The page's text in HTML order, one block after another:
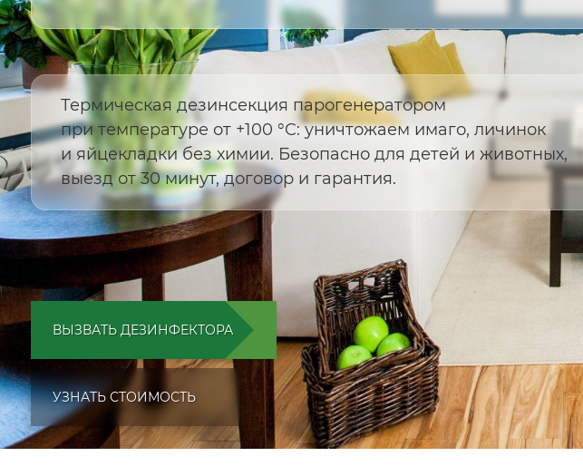
Термическая дезинсекция парогенератором
при температуре от +100 °C: уничтожаем имаго, личинок
и яйцекладки без химии. Безопасно для детей и животных,
выезд от 30 минут, договор и гарантия.
ВЫЗВАТЬ ДЕЗИНФЕКТОРА
УЗНАТЬ СТОИМОСТЬ